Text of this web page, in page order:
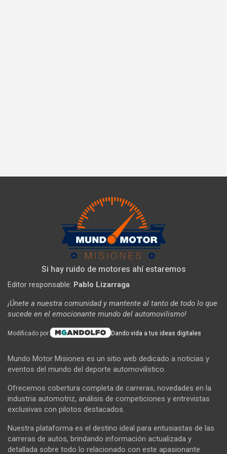
Si hay ruido de motores ahí estaremos
Editor responsable: Pablo Lizarraga
¡Únete a nuestra comunidad y mantente al tanto de todo lo que
sucede en el emocionante mundo del automovilismo!
Modificado por: Dando vida a tus ideas digitales
Mundo Motor Misiones es un sitio web dedicado a noticias y
eventos del mundo del deporte automovilístico.
Ofrecemos cobertura completa de carreras, novedades en la
industria automotriz, análisis de competiciones y entrevistas
exclusivas con pilotos destacados.
Nuestra plataforma es el destino ideal para entusiastas de las
carreras de autos, brindando información actualizada y
detallada sobre todo lo relacionado con este apasionante